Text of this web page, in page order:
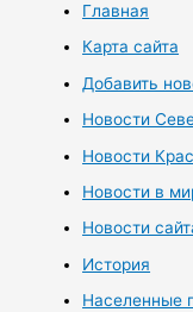
Главная
Карта сайта
Добавить
Новости
Новости
Новости в
Новости
История
Населенные